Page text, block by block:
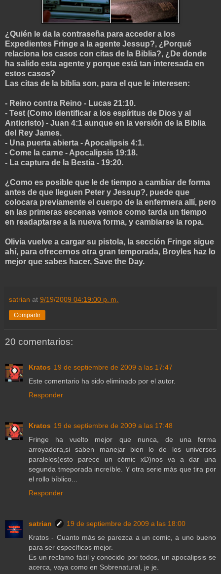
¿Quién le da la contraseña para acceder a los
Expedientes Fringe a la agente Jessup?, ¿Porqué
relaciona los casos con citas de la Biblia?, ¿De donde
ha salido esta agente y porque está tan interesada en
estos casos?
Las citas de la biblia son, para el que le interesen:
- Reino contra Reino - Lucas 21:10.
- Test (Como identificar a los espíritus de Dios y al
Anticristo) - Juan 4:1 aunque en la versión de la Biblia
del Rey James.
- Una puerta abierta - Apocalipsis 4:1.
- Come la carne - Apocalipsis 19:18.
- La captura de la Bestia - 19:20.
¿Como es posible que le de tiempo a cambiar de forma
antes de que lleguen Peter y Jessup?, puede que
colocara previamente el cuerpo de la enfermera allí, pero
en las primeras escenas vemos como tarda un tiempo
en readaptarse a la nueva forma, y cambiarse la ropa.
Olivia vuelve a cargar su pistola, la sección Fringe sigue
ahí, para ofrecernos otra gran temporada, Broyles haz lo
mejor que sabes hacer, Save the Day.
satrian at 9/19/2009 04:19:00 p. m.
Compartir
20 comentarios:
Kratos 19 de septiembre de 2009 a las 17:47
Este comentario ha sido eliminado por el autor.
Responder
Kratos 19 de septiembre de 2009 a las 17:48
Fringe ha vuelto mejor que nunca, de una forma
arroyadora,si saben manejar bien lo de los universos
paralelos(esto parece un cómic xD)nos va a dar una
segunda tmeporada increíble. Y otra serie más que tira por
el rollo bíblico...
Responder
satrian
19 de septiembre de 2009 a las 18:00
Kratos - Cuanto más se parezca a un comic, a uno bueno
para ser específicos mejor.
Es un reclamo fácil y conocido por todos, un apocalipsis se
acerca, vaya como en Sobrenatural, je je.